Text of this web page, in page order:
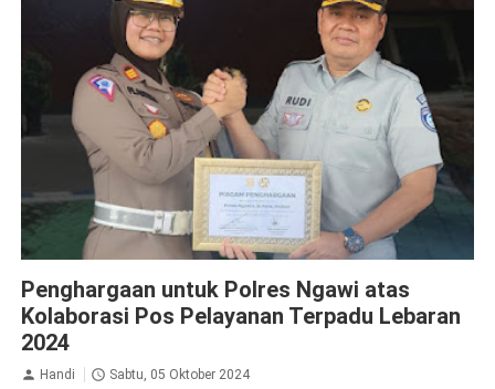
Penghargaan untuk Polres Ngawi atas
Kolaborasi Pos Pelayanan Terpadu Lebaran
2024
Handi Sabtu, 05 Oktober 2024